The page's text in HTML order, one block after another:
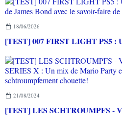
18/06/2026
21/08/2024